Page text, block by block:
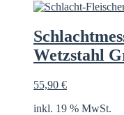
Wetzstahl
55,90 €
inkl. 19 % MwSt.